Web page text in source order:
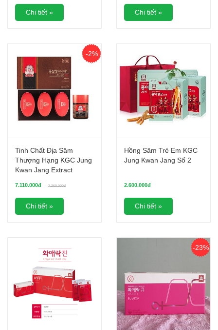
Chi tiết » Chi tiết »
-2%
Tinh Chất Địa Sâm
Thượng Hạng KGC Jung
Kwan Jang Extract
100gr
7.110.000đ 7.260.000đ
Chi tiết »
Hồng Sâm Trẻ Em KGC
Jung Kwan Jang Số 2
2.600.000đ
Chi tiết »
-23%